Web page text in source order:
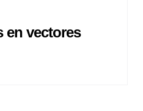
en vectores